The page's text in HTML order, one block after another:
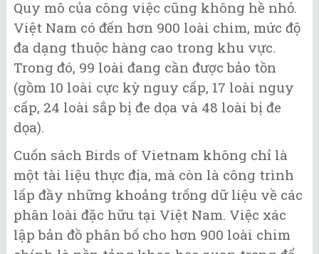
Quy mô của công việc cũng không hề nhỏ.
Việt Nam có đến hơn 900 loài chim, mức độ
đa dạng thuộc hàng cao trong khu vực.
Trong đó, 99 loài đang cần được bảo tồn
(gồm 10 loài cực kỳ nguy cấp, 17 loài nguy
cấp, 24 loài sắp bị đe dọa và 48 loài bị đe
dọa).
Cuốn sách Birds of Vietnam không chỉ là
một tài liệu thực địa, mà còn là công trình
lấp đầy những khoảng trống dữ liệu về các
phân loài đặc hữu tại Việt Nam. Việc xác
lập bản đồ phân bố cho hơn 900 loài chim